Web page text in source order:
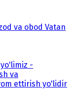
va obod Vatan
-
va
ettirish yo'lidir